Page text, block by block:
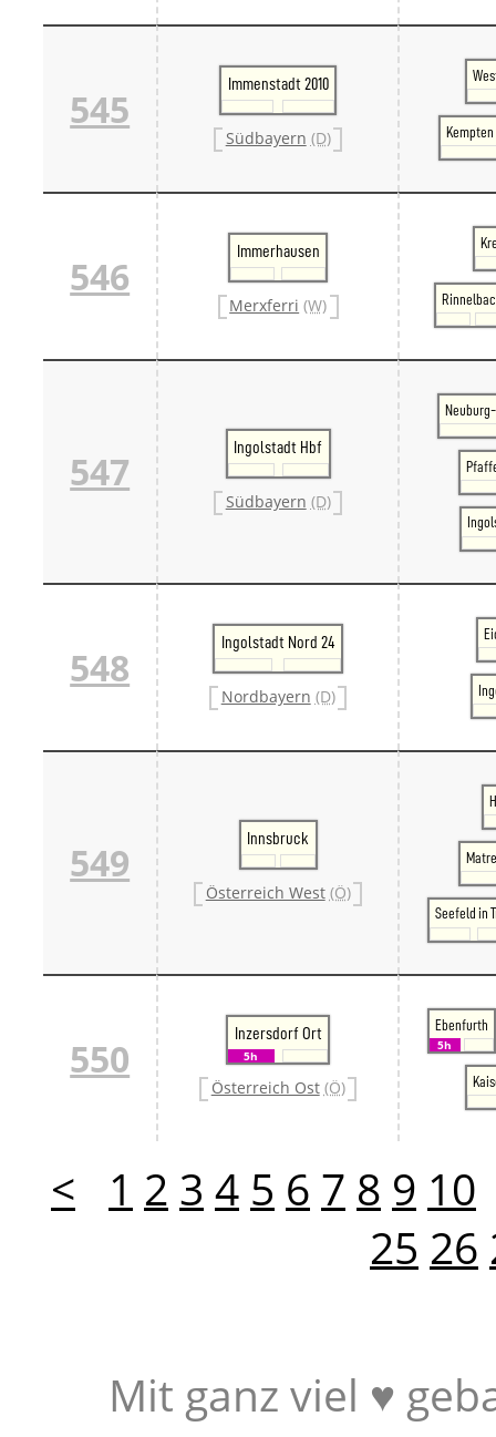
545
Immenstadt 2010
Südbayern (D) Kempten
546
Immerhausen
Merxferri (W)
547
Ingolstadt Hbf
Südbayern (D)
548
Ingolstadt Nord 24
Nordbayern (D)
549
Innsbruck
Österreich West (Ö)
Seefeld in
550
Inzersdorf Ort
5h
Österreich Ost (Ö)
Ebenfurth
5h
< 1 2 3 4 5 6 7 8 9 10
25 26
Mit ganz viel ♥